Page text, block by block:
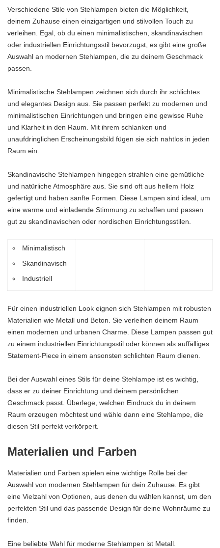
Verschiedene Stile von Stehlampen bieten die Möglichkeit,
deinem Zuhause einen einzigartigen und stilvollen Touch zu
verleihen. Egal, ob du einen minimalistischen, skandinavischen
oder industriellen Einrichtungsstil bevorzugst, es gibt eine große
Auswahl an modernen Stehlampen, die zu deinem Geschmack
passen.
Minimalistische Stehlampen zeichnen sich durch ihr schlichtes
und elegantes Design aus. Sie passen perfekt zu modernen und
minimalistischen Einrichtungen und bringen eine gewisse Ruhe
und Klarheit in den Raum. Mit ihrem schlanken und
unaufdringlichen Erscheinungsbild fügen sie sich nahtlos in jeden
Raum ein.
Skandinavische Stehlampen hingegen strahlen eine gemütliche
und natürliche Atmosphäre aus. Sie sind oft aus hellem Holz
gefertigt und haben sanfte Formen. Diese Lampen sind ideal, um
eine warme und einladende Stimmung zu schaffen und passen
gut zu skandinavischen oder nordischen Einrichtungsstilen.
Minimalistisch
Skandinavisch
Industriell
Für einen industriellen Look eignen sich Stehlampen mit robusten
Materialien wie Metall und Beton. Sie verleihen deinem Raum
einen modernen und urbanen Charme. Diese Lampen passen gut
zu einem industriellen Einrichtungsstil oder können als auffälliges
Statement-Piece in einem ansonsten schlichten Raum dienen.
Bei der Auswahl eines Stils für deine Stehlampe ist es wichtig,
dass er zu deiner Einrichtung und deinem persönlichen
Geschmack passt. Überlege, welchen Eindruck du in deinem
Raum erzeugen möchtest und wähle dann eine Stehlampe, die
diesen Stil perfekt verkörpert.
Materialien und Farben
Materialien und Farben spielen eine wichtige Rolle bei der
Auswahl von modernen Stehlampen für dein Zuhause. Es gibt
eine Vielzahl von Optionen, aus denen du wählen kannst, um den
perfekten Stil und das passende Design für deine Wohnräume zu
finden.
Eine beliebte Wahl für moderne Stehlampen ist Metall.